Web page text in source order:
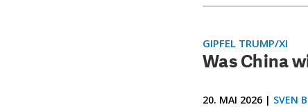
GIPFEL TRUMP/XI
Was China
20. MAI 2026 | SVEN